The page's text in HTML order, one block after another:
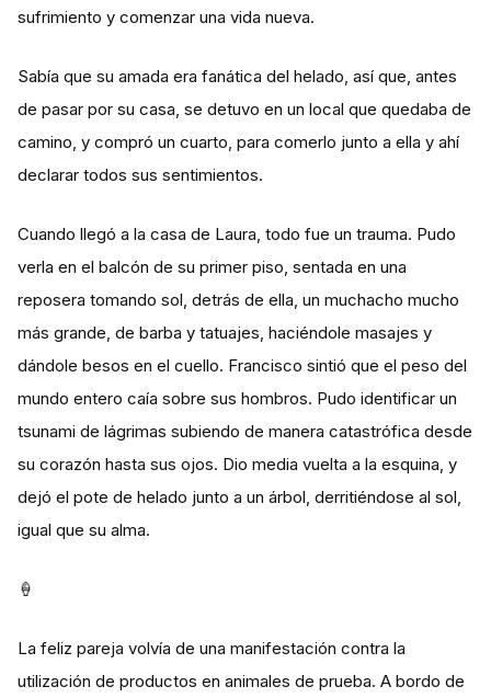
sufrimiento y comenzar una vida nueva.
Sabía que su amada era fanática del helado, así que, antes
de pasar por su casa, se detuvo en un local que quedaba de
camino, y compró un cuarto, para comerlo junto a ella y ahí
declarar todos sus sentimientos.
Cuando llegó a la casa de Laura, todo fue un trauma. Pudo
verla en el balcón de su primer piso, sentada en una
reposera tomando sol, detrás de ella, un muchacho mucho
más grande, de barba y tatuajes, haciéndole masajes y
dándole besos en el cuello. Francisco sintió que el peso del
mundo entero caía sobre sus hombros. Pudo identificar un
tsunami de lágrimas subiendo de manera catastrófica desde
su corazón hasta sus ojos. Dio media vuelta a la esquina, y
dejó el pote de helado junto a un árbol, derritiéndose al sol,
igual que su alma.
🍦
La feliz pareja volvía de una manifestación contra la
utilización de productos en animales de prueba. A bordo de